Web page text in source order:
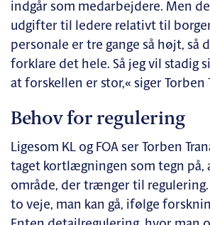
indgår som medarbejdere. Men
udgifter til ledere relativt til
personale er tre gange så højt, så
forklare det hele. Så jeg vil stadig
at forskellen er stor,« siger Torben
Behov for regulering
Ligesom KL og FOA ser Torben
taget kortlægningen som tegn på,
område, der trænger til
to veje, man kan gå, ifølge